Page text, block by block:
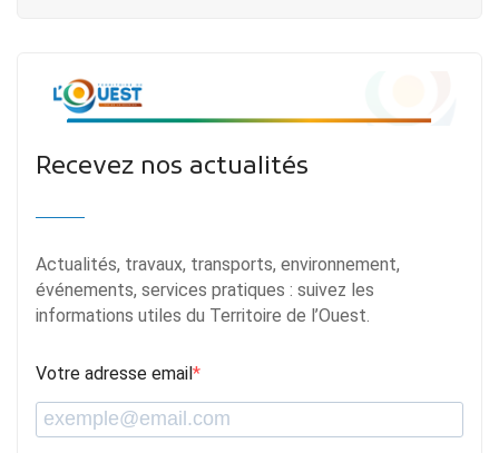
Recevez nos actualités
Actualités, travaux, transports, environnement,
événements, services pratiques : suivez les
informations utiles du Territoire de l’Ouest.
Votre adresse email